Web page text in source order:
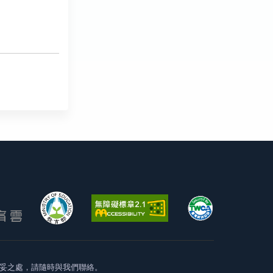
之處，請隨時與我們聯絡。